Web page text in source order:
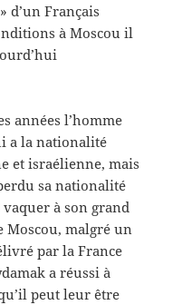
d’un Français
à Moscou il
années l’homme
a la nationalité
et israélienne, mais
sa nationalité
à son grand
Moscou, malgré un
par la France
a réussi à
peut leur être